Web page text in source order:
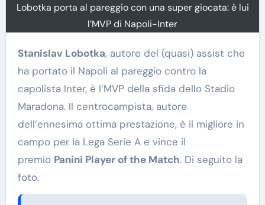
Lobotka porta al pareggio con una super giocata: è lui
l’MVP di Napoli-Inter
Stanislav Lobotka, autore del (quasi) assist che
ha portato il Napoli al pareggio contro la
capolista Inter, è l’MVP della sfida dello Stadio
Maradona. Il centrocampista, autore
dell’ennesima ottima prestazione, è il migliore in
campo per la Lega Serie A e vince il
premio Panini Player of the Match. Di seguito la
foto.